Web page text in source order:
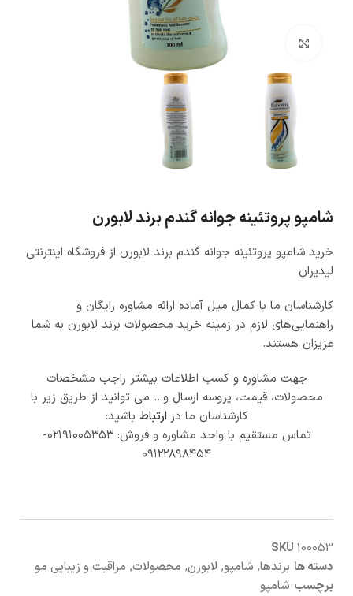
بزرگنمایی تصویر
شامپو پروتئینه جوانه گندم برند لابورن
خرید شامپو پروتئینه جوانه گندم برند لابورن از فروشگاه اینترنتی
لیدیران
کارشناسان ما با کمال میل آماده ارائه مشاوره رایگان و
راهنمایی‌های لازم در زمینه خرید محصولات برند لابورن به شما
عزیزان هستند.
جهت مشاوره و کسب اطلاعات بیشتر راجب مشخصات
محصولات، قیمت، پروسه ارسال و… می توانید از طریق زیر با
کارشناسان ما در ارتباط باشید:
تماس مستقیم با واحد مشاوره و فروش: ۰۲۱۹۱۰۰۵۳۵۳-
۰۹۱۲۲۸۹۸۴۵۴
SKU 100053
دسته ها برندها, شامپو, لابورن, محصولات, مراقبت و زیبایی مو
برچسب شامپو